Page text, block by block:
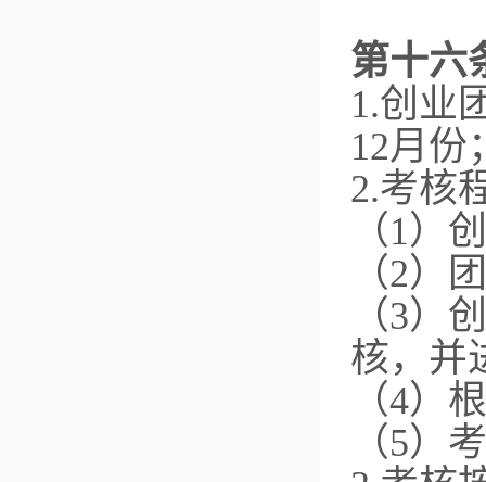
第十六
1.创业
12月份
2.考核
（1）
（2）
（3）
核，并
（4）
（5）